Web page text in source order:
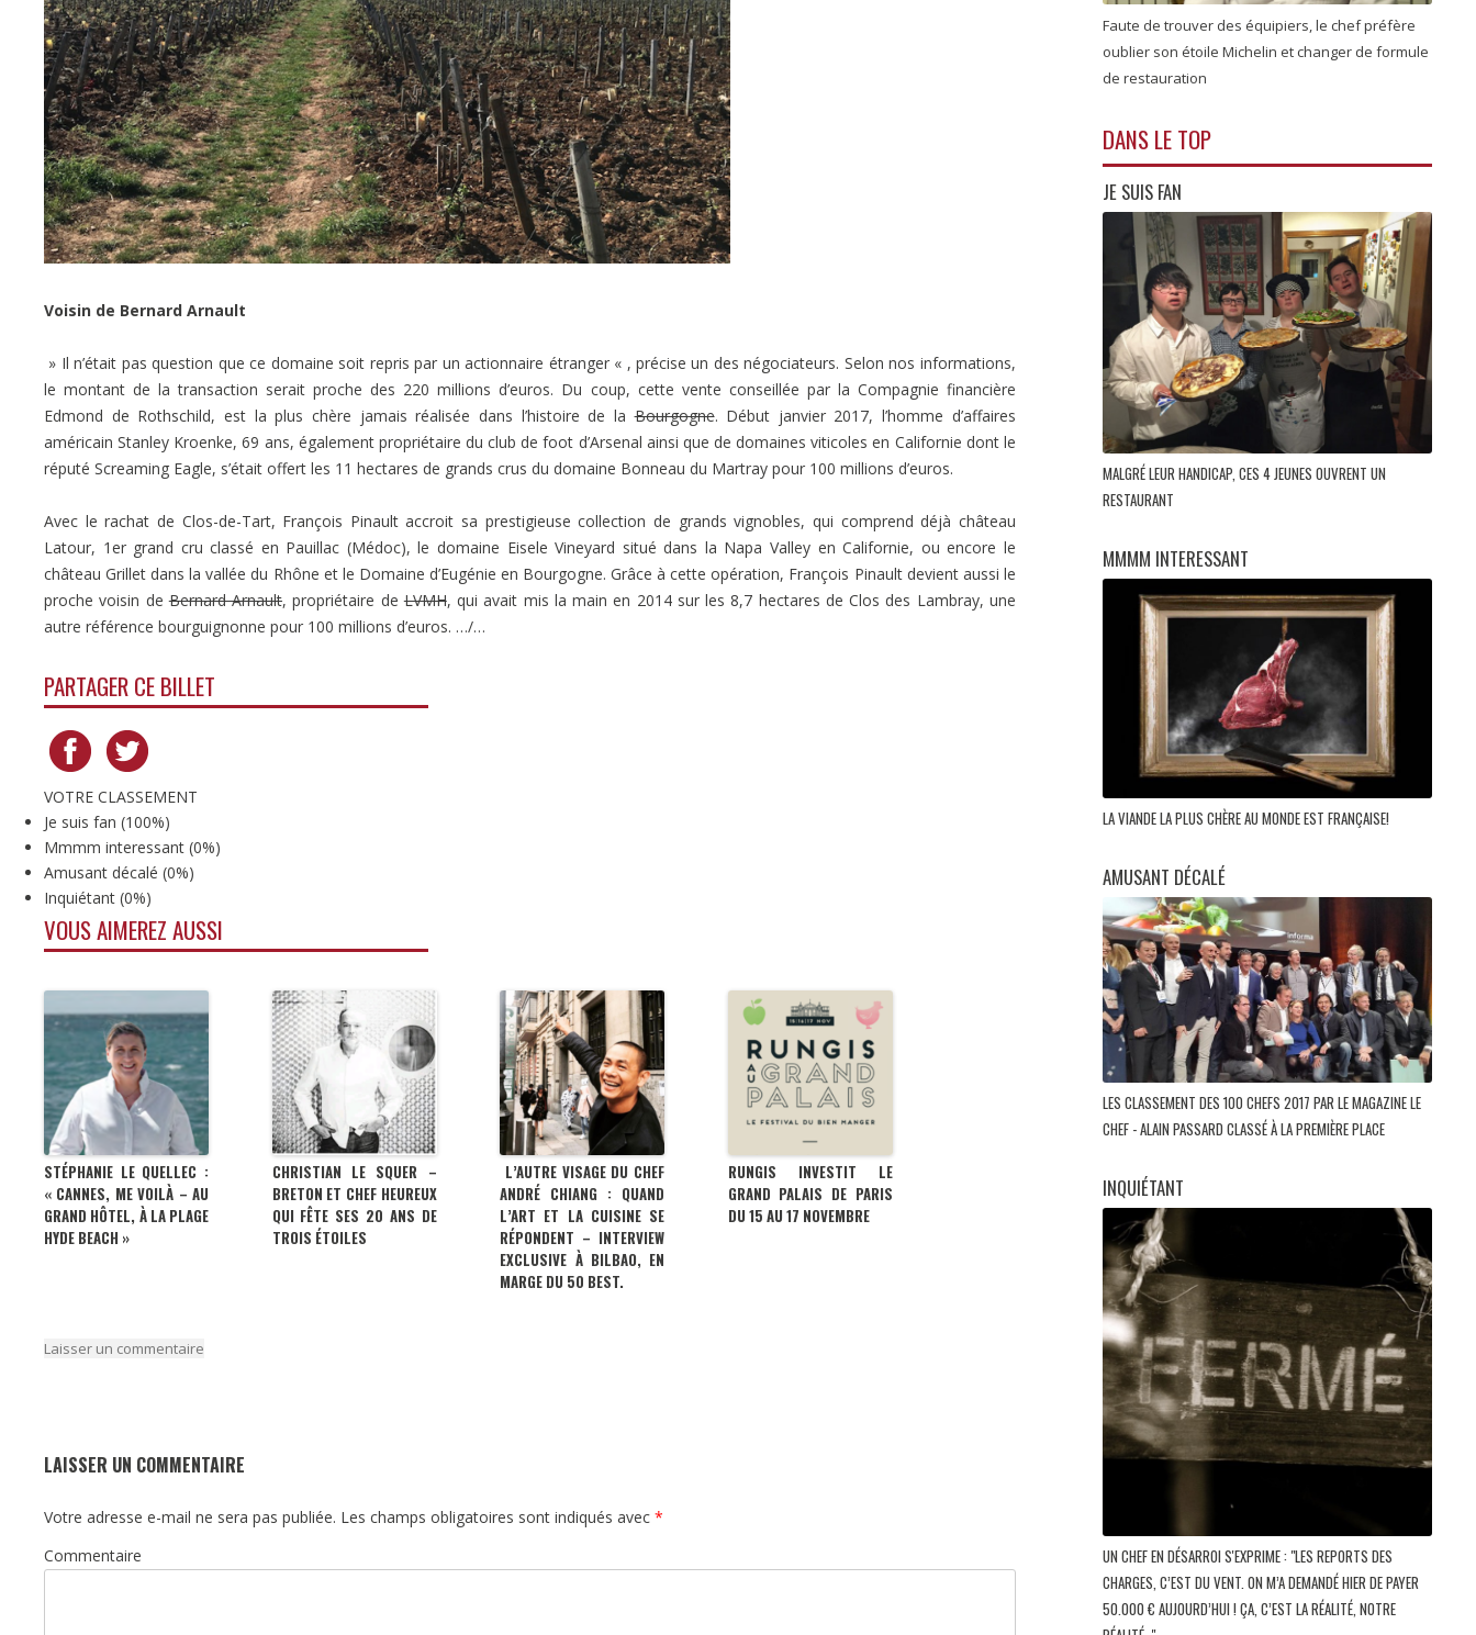
Voisin de Bernard Arnault
» Il n’était pas question que ce domaine soit repris par un actionnaire étranger « , précise un des négociateurs. Selon nos informations,
le montant de la transaction serait proche des 220 millions d’euros. Du coup, cette vente conseillée par la Compagnie financière
Edmond de Rothschild, est la plus chère jamais réalisée dans l’histoire de laBourgogne. Début janvier 2017, l’homme d’affaires
américain Stanley Kroenke, 69 ans, également propriétaire du club de foot d’Arsenal ainsi que de domaines viticoles en Californie dont le
réputé Screaming Eagle, s’était offert les 11 hectares de grands crus du domaine Bonneau du Martray pour 100 millions d’euros.
Avec le rachat de Clos-de-Tart, François Pinault accroit sa prestigieuse collection de grands vignobles, qui comprend déjà château
Latour, 1er grand cru classé en Pauillac (Médoc), le domaine Eisele Vineyard situé dans la Napa Valley en Californie, ou encore le
château Grillet dans la vallée du Rhône et le Domaine d’Eugénie en Bourgogne. Grâce à cette opération, François Pinault devient aussi le
proche voisin deBernard Arnault, propriétaire deLVMH, qui avait mis la main en 2014 sur les 8,7 hectares de Clos des Lambray, une
autre référence bourguignonne pour 100 millions d’euros. …/…
PARTAGER CE BILLET
VOTRE CLASSEMENT
Je suis fan (100%)
Mmmm interessant (0%)
Amusant décalé (0%)
Inquiétant (0%)
VOUS AIMEREZ AUSSI
STÉPHANIE LE QUELLEC :
« CANNES, ME VOILÀ – AU
GRAND HÔTEL, À LA PLAGE
HYDE BEACH »
CHRISTIAN LE SQUER –
BRETON ET CHEF HEUREUX
QUI FÊTE SES 20 ANS DE
TROIS ÉTOILES
L’AUTRE VISAGE DU CHEF
ANDRÉ CHIANG : QUAND
L’ART ET LA CUISINE SE
RÉPONDENT – INTERVIEW
EXCLUSIVE À BILBAO, EN
MARGE DU 50 BEST.
RUNGIS INVESTIT LE
GRAND PALAIS DE PARIS
DU 15 AU 17 NOVEMBRE
Laisser un commentaire
LAISSER UN COMMENTAIRE
Votre adresse e-mail ne sera pas publiée. Les champs obligatoires sont indiqués avec *
Commentaire
Faute de trouver des équipiers, le chef préfère
oublier son étoile Michelin et changer de formule
de restauration
DANS LE TOP
JE SUIS FAN
MALGRÉ LEUR HANDICAP, CES 4 JEUNES OUVRENT UN
RESTAURANT
MMMM INTERESSANT
LA VIANDE LA PLUS CHÈRE AU MONDE EST FRANÇAISE!
AMUSANT DÉCALÉ
LES CLASSEMENT DES 100 CHEFS 2017 PAR LE MAGAZINE LE
CHEF - ALAIN PASSARD CLASSÉ À LA PREMIÈRE PLACE
INQUIÉTANT
UN CHEF EN DÉSARROI S'EXPRIME : "LES REPORTS DES
CHARGES, C’EST DU VENT. ON M’A DEMANDÉ HIER DE PAYER
50.000 € AUJOURD’HUI ! ÇA, C’EST LA RÉALITÉ, NOTRE